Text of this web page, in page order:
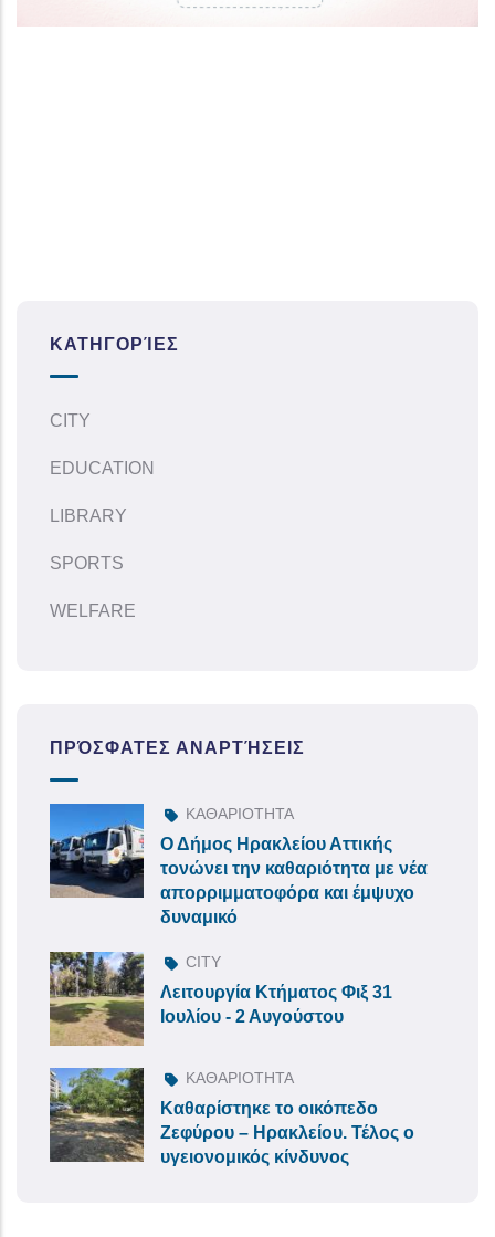
ΚΑΤΗΓΟΡΊΕΣ
CITY
EDUCATION
LIBRARY
SPORTS
WELFARE
ΠΡΌΣΦΑΤΕΣ ΑΝΑΡΤΉΣΕΙΣ
ΚΑΘΑΡΙΟΤΗΤΑ
Ο Δήμος Ηρακλείου Αττικής
τονώνει την καθαριότητα με νέα
απορριμματοφόρα και έμψυχο
δυναμικό
CITY
Λειτουργία Κτήματος Φιξ 31
Ιουλίου - 2 Αυγούστου
ΚΑΘΑΡΙΟΤΗΤΑ
Καθαρίστηκε το οικόπεδο
Ζεφύρου – Ηρακλείου. Τέλος ο
υγειονομικός κίνδυνος